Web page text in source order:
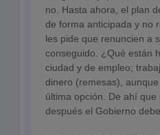
no. Hasta ahora, el plan
de forma anticipada y no
les pide que renuncien a
conseguido. ¿Qué están
ciudad y de empleo;
dinero (remesas),
última opción. De ahí
después el Gobierno